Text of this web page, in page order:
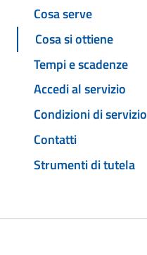
Cosa serve
Cosa si ottiene
Tempi e scadenze
Accedi al servizio
Condizioni di servizio
Contatti
Strumenti di tutela